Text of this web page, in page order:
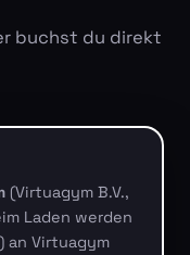
buchst du direkt
(Virtuagym B.V.,
Laden werden
an Virtuagym